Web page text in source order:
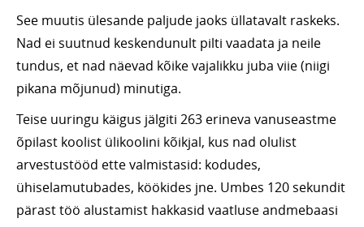
See muutis ülesande paljude jaoks üllatavalt raskeks.
Nad ei suutnud keskendunult pilti vaadata ja neile
tundus, et nad näevad kõike vajalikku juba viie (niigi
pikana mõjunud) minutiga.
Teise uuringu käigus jälgiti 263 erineva vanuseastme
õpilast koolist ülikoolini kõikjal, kus nad olulist
arvestustööd ette valmistasid: kodudes,
ühiselamutubades, köökides jne. Umbes 120 sekundit
pärast töö alustamist hakkasid vaatluse andmebaasi